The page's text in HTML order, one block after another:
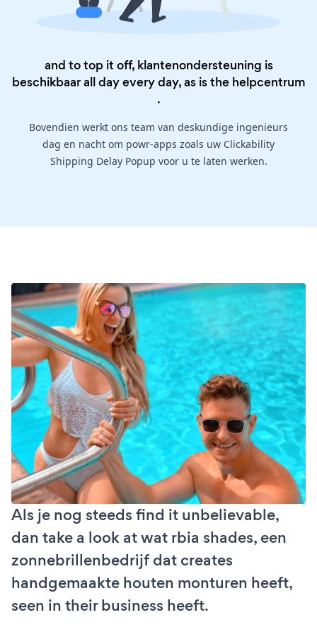
and to top it off, klantenondersteuning is
beschikbaar all day every day, as is the helpcentrum
.
Bovendien werkt ons team van deskundige ingenieurs
dag en nacht om powr-apps zoals uw Clickability
Shipping Delay Popup voor u te laten werken.
Als je nog steeds find it unbelievable,
dan take a look at wat rbia shades, een
zonnebrillenbedrijf dat creates
handgemaakte houten monturen heeft,
seen in their business heeft.